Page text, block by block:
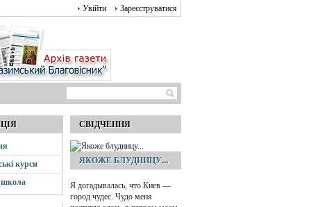
Увійти Зареєструватися
курси
школа
СВІДЧЕННЯ
ЯКОЖЕ БЛУДНИЦУ...
Я догадывалась, что Киев —
город чудес. Чудо меня